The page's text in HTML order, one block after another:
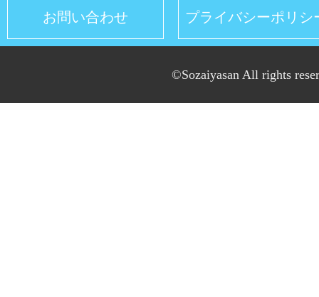
お問い合わせ プライバシーポリシ
©Sozaiyasan All rights